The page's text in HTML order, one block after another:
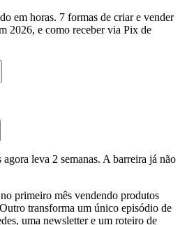
em horas. 7 formas de criar e vender
2026, e como receber via Pix de
leva 2 semanas. A barreira já não
primeiro mês vendendo produtos
transforma um único episódio de
uma newsletter e um roteiro de